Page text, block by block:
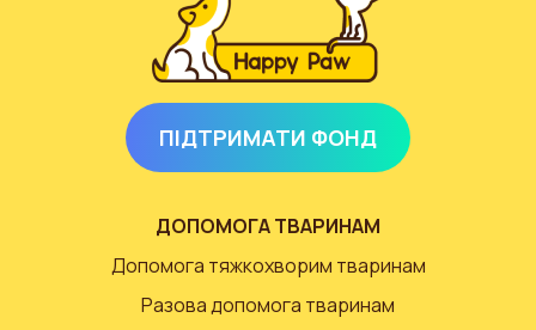
ПІДТРИМАТИ ФОНД
ДОПОМОГА ТВАРИНАМ
Допомога тяжкохворим тваринам
Разова допомога тваринам